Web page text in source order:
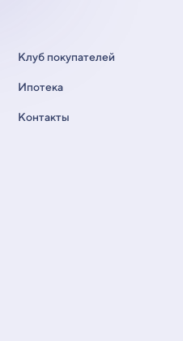
Клуб покупателей
Ипотека
Контакты